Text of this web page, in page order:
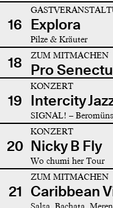
16 Explora
Pilze & Kräuter
18 ZUM MITMACHEN
Pro
19
KONZERT
Intercity
SIGNAL! –
20
KONZERT
Nicky B Fly
Wo chumi her Tour
21
ZUM MITMACHEN
Caribbean